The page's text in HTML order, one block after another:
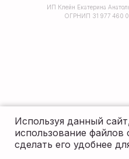
ИП Клейн Екатерина
ОГРНИП 31 977 460
Используя данный
использование
сделать его удобнее